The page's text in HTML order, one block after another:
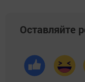
Оставляйте